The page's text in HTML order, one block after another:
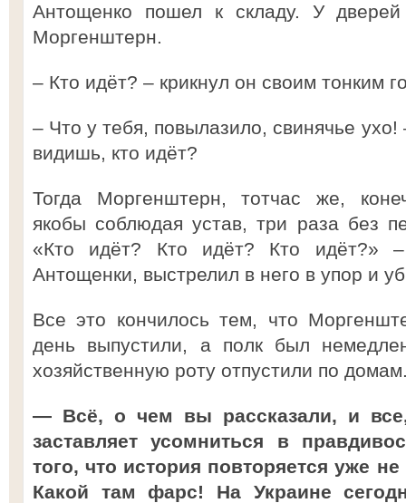
Антощенко пошел к складу. У
Моргенштерн.
– Кто идёт? – крикнул он своим тонким
– Что у тебя, повылазило, свинячье
видишь, кто идёт?
Тогда Моргенштерн, тотчас же,
якобы соблюдая устав, три раза без
«Кто идёт? Кто идёт? Кто идёт?»
Антощенки, выстрелил в него в упор и
Все это кончилось тем, что
день выпустили, а полк был
хозяйственную роту отпустили по
— Всё, о чем вы рассказали, и
заставляет усомниться в
того, что история повторяется уже
Какой там фарс! На Украине